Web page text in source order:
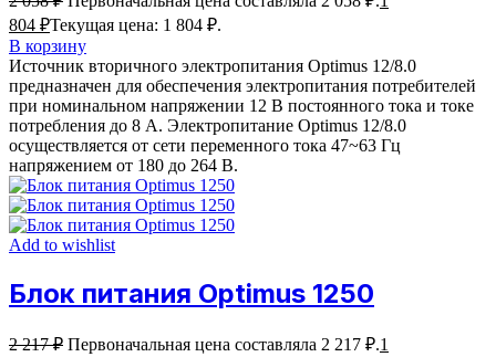
804 ₽Текущая цена: 1 804 ₽.
В корзину
Источник вторичного электропитания Optimus 12/8.0
предназначен для обеспечения электропитания потребителей
при номинальном напряжении 12 В постоянного тока и токе
потребления до 8 А. Электропитание Optimus 12/8.0
осуществляется от сети переменного тока 47~63 Гц
напряжением от 180 до 264 В.
Add to wishlist
Блок питания Optimus 1250
2 217₽ Первоначальная цена составляла 2 217 ₽.1